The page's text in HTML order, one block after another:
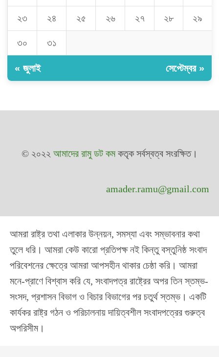
২৩ ২৪ ২৫ ২৬ ২৭ ২৮ ২৯
৩০ ৩১
« জুলাই সেপ্টেম্বর »
© ২০২২ আমাদের রামু ডট কমকতৃক সর্বস্বত্ব সংরক্ষিত।
amader.ramu@gmail.com
আমরা রাষ্ট্র তথা এলাকার উন্নয়ন, সমস্যা এবং সম্ভাবনার কথা
তুলে ধরি। আমরা কেউ কারো প্রতিপক্ষ নই কিন্তু বস্তুনিষ্ঠ সংবাদ
পরিবেশনের ক্ষেত্রে আমরা আপসহীন থাকার চেষ্ঠা করি। আমরা
মনে-প্রাণে বিশ্বাস করি যে, সংবাদপত্র রাষ্ট্রের অপর তিন স্তম্ভ-
সংসদ, প্রশাসন বিভাগ ও বিচার বিভাগের পর চতুর্থ স্তম্ভ। একটি
কার্যকর রাষ্ট্র গঠন ও পরিচালনায় দায়িত্বশীল সংবাদপত্রের গুরুত্ব
অপরিসীম।